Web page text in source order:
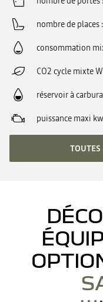
nombre de places
consommation
CO2 cycle mixte
réservoir à
puissance maxi
TOUTES